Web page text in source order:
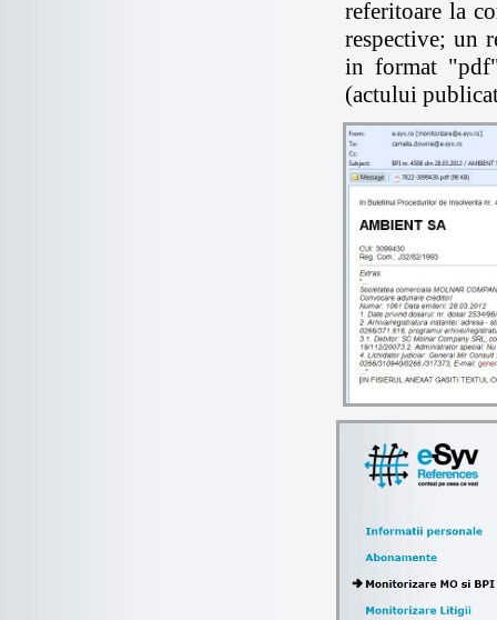
referitoare la
respective; un
in format
(actului